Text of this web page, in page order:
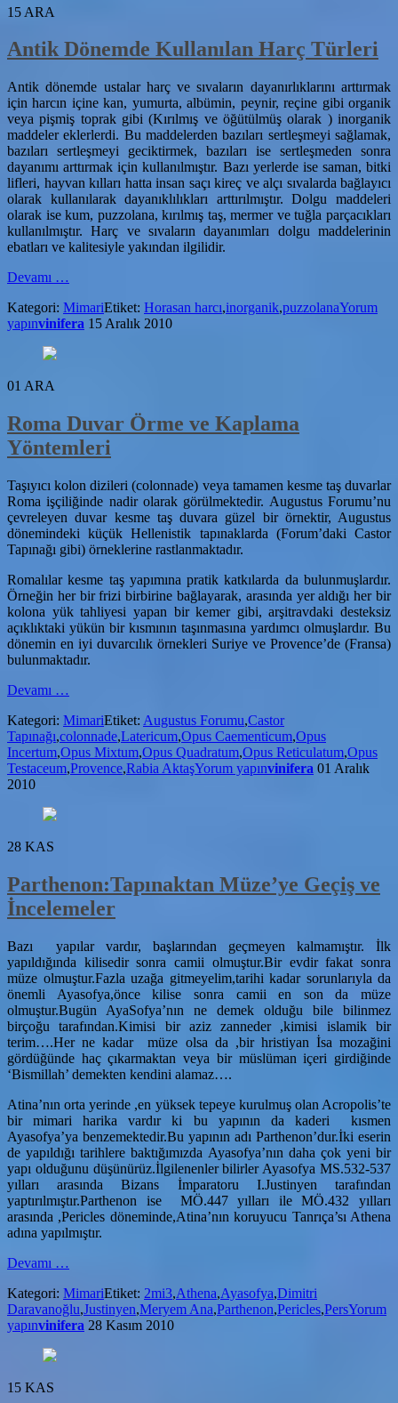
15 ARA
Antik Dönemde Kullanılan Harç Türleri
Antik dönemde ustalar harç ve sıvaların dayanırlıklarını arttırmak
için harcın içine kan, yumurta, albümin, peynir, reçine gibi organik
veya pişmiş toprak gibi (Kırılmış ve öğütülmüş olarak ) inorganik
maddeler eklerlerdi. Bu maddelerden bazıları sertleşmeyi sağlamak,
bazıları sertleşmeyi geciktirmek, bazıları ise sertleşmeden sonra
dayanımı arttırmak için kullanılmıştır. Bazı yerlerde ise saman, bitki
lifleri, hayvan kılları hatta insan saçı kireç ve alçı sıvalarda bağlayıcı
olarak kullanılarak dayanıklılıkları arttırılmıştır. Dolgu maddeleri
olarak ise kum, puzzolana, kırılmış taş, mermer ve tuğla parçacıkları
kullanılmıştır. Harç ve sıvaların dayanımları dolgu maddelerinin
ebatları ve kalitesiyle yakından ilgilidir.
Devamı
Kullanılan
Harç
…
Kategori: MimariEtiket: Horasan harcı,inorganik,puzzolanaYorum
yapınvinifera 15 Aralık 2010
01 ARA
Roma Duvar Örme ve Kaplama
Yöntemleri
Taşıyıcı kolon dizileri (colonnade) veya tamamen kesme taş duvarlar
Roma işçiliğinde nadir olarak görülmektedir. Augustus Forumu’nu
çevreleyen duvar kesme taş duvara güzel bir örnektir, Augustus
dönemindeki küçük Hellenistik tapınaklarda (Forum’daki Castor
Tapınağı gibi) örneklerine rastlanmaktadır.
Romalılar kesme taş yapımına pratik katkılarda da bulunmuşlardır.
Örneğin her bir frizi birbirine bağlayarak, arasında yer aldığı her bir
kolona yük tahliyesi yapan bir kemer gibi, arşitravdaki desteksiz
açıklıktaki yükün bir kısmının taşınmasına yardımcı olmuşlardır. Bu
dönemin en iyi duvarcılık örnekleri Suriye ve Provence’de (Fransa)
bulunmaktadır.
Devamı
Örme
ve
Kaplama
Yöntemleri
…
Kategori: MimariEtiket: Augustus Forumu,Castor
Tapınağı,colonnade,Latericum,Opus Caementicum,Opus
Incertum,Opus Mixtum,Opus Quadratum,Opus Reticulatum,Opus
Testaceum,Provence,Rabia AktaşYorum yapınvinifera 01 Aralık
2010
28 KAS
Parthenon:Tapınaktan Müze’ye Geçiş ve
İncelemeler
Bazı yapılar vardır, başlarından geçmeyen kalmamıştır. İlk
yapıldığında kilisedir sonra camii olmuştur.Bir evdir fakat sonra
müze olmuştur.Fazla uzağa gitmeyelim,tarihi kadar sorunlarıyla da
önemli Ayasofya,önce kilise sonra camii en son da müze
olmuştur.Bugün AyaSofya’nın ne demek olduğu bile bilinmez
birçoğu tarafından.Kimisi bir aziz zanneder ,kimisi islamik bir
terim….Her ne kadar müze olsa da ,bir hristiyan İsa mozağini
gördüğünde haç çıkarmaktan veya bir müslüman içeri girdiğinde
‘Bismillah’ demekten kendini alamaz….
Atina’nın orta yerinde ,en yüksek tepeye kurulmuş olan Acropolis’te
bir mimari harika vardır ki bu yapının da kaderi kısmen
Ayasofya’ya benzemektedir.Bu yapının adı Parthenon’dur.İki eserin
de yapıldığı tarihlere baktığımızda Ayasofya’nın daha çok yeni bir
yapı olduğunu düşünürüz.İlgilenenler bilirler Ayasofya MS.532-537
yılları arasında Bizans İmparatoru I.Justinyen tarafından
yaptırılmıştır.Parthenon ise MÖ.447 yılları ile MÖ.432 yılları
arasında ,Pericles döneminde,Atina’nın koruyucu Tanrıça’sı Athena
adına yapılmıştır.
Devamı
Geçiş
ve
İncelemeler
…
Kategori: MimariEtiket: 2mi3,Athena,Ayasofya,Dimitri
Daravanoğlu,Justinyen,Meryem Ana,Parthenon,Pericles,PersYorum
yapınvinifera 28 Kasım 2010
15 KAS